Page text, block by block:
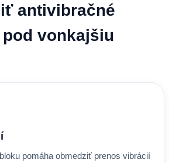
antivibračné
vonkajšiu
pomáha obmedziť prenos vibrácií